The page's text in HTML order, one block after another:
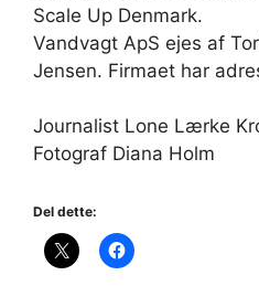
Scale Up Denmark.
Vandvagt ApS ejes af
Jensen. Firmaet har
Journalist Lone Lærke
Fotograf Diana Holm
Del dette: